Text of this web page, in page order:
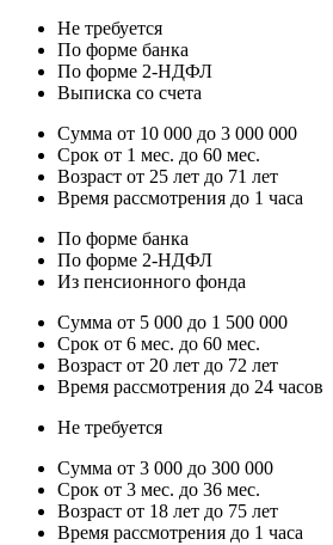
Не требуется
По форме банка
По форме 2-НДФЛ
Выписка со счета
Сумма от 10 000 до 3 000 000
Срок от 1 мес. до 60 мес.
Возраст от 25 лет до 71 лет
Время рассмотрения до 1 часа
По форме банка
По форме 2-НДФЛ
Из пенсионного фонда
Сумма от 5 000 до 1 500 000
Срок от 6 мес. до 60 мес.
Возраст от 20 лет до 72 лет
Время рассмотрения до 24 часов
Не требуется
Сумма от 3 000 до 300 000
Срок от 3 мес. до 36 мес.
Возраст от 18 лет до 75 лет
Время рассмотрения до 1 часа